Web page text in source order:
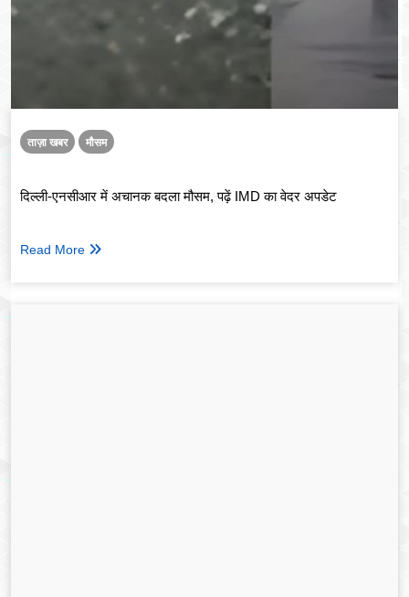
ताज़ा खबर मौसम
दिल्ली-एनसीआर में अचानक बदला मौसम, पढ़ें IMD का वेदर अपडेट
Read More